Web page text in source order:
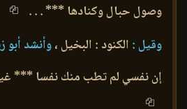
وصول حبال وكنادها *** . . .
وقيل : الكنود : البخيل ،وأنشد أبو
إن نفسي لم تطب منك نفسا ***